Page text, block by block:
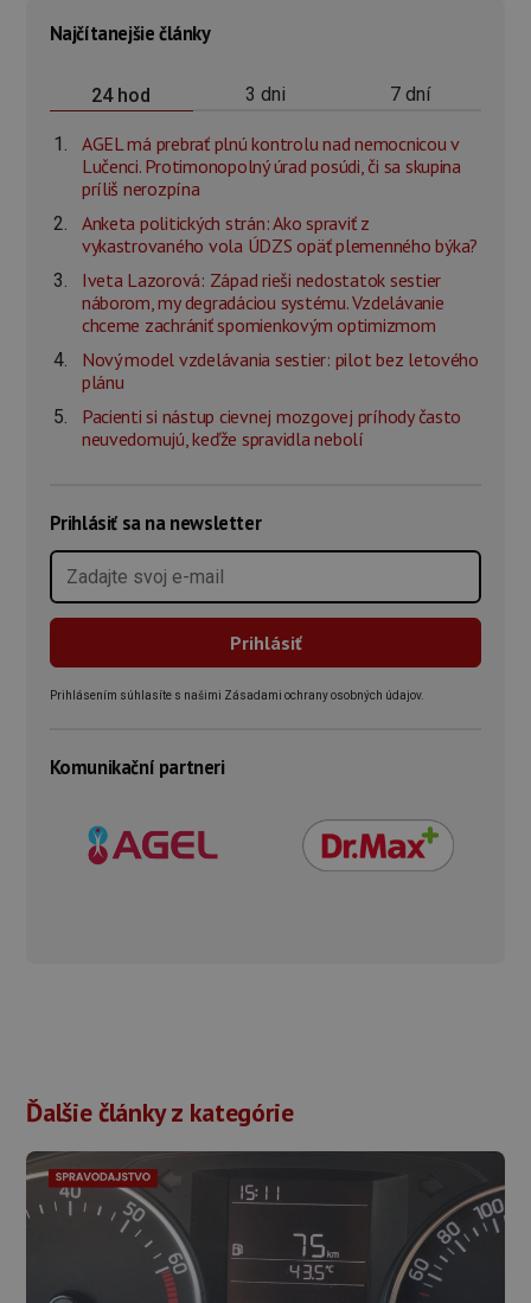
Najčítanejšie články
24 hod 3 dni 7 dní
AGEL má prebrať plnú kontrolu nad nemocnicou v
Lučenci. Protimonopolný úrad posúdi, či sa skupina
príliš nerozpína
Anketa politických strán: Ako spraviť z
vykastrovaného vola ÚDZS opäť plemenného býka?
Iveta Lazorová: Západ rieši nedostatok sestier
náborom, my degradáciou systému. Vzdelávanie
chceme zachrániť spomienkovým optimizmom
Nový model vzdelávania sestier: pilot bez letového
plánu
Pacienti si nástup cievnej mozgovej príhody často
neuvedomujú, keďže spravidla nebolí
Prihlásiť sa na newsletter
Prihlásením súhlasíte s našimi Zásadami ochrany osobných údajov.
Komunikační partneri
Ďalšie články z kategórie